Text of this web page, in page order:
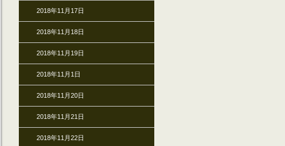
2018年11月17日
2018年11月18日
2018年11月19日
2018年11月1日
2018年11月20日
2018年11月21日
2018年11月22日